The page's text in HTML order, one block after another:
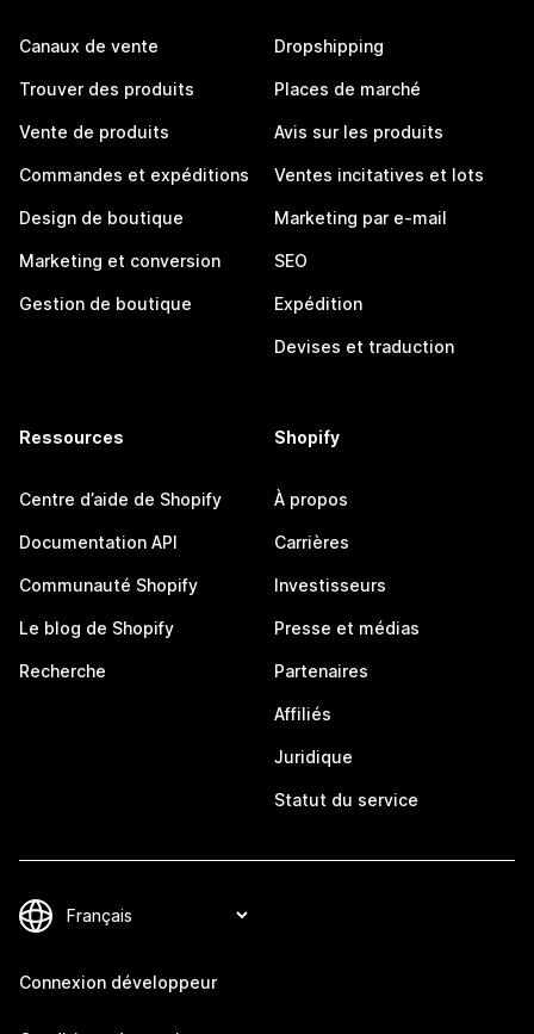
Canaux de vente
Trouver des produits
Vente de produits
Commandes et expéditions
Design de boutique
Marketing et conversion
Gestion de boutique
Dropshipping
Places de marché
Avis sur les produits
Ventes incitatives et lots
Marketing par e-mail
SEO
Expédition
Devises et traduction
Ressources
Centre d’aide de Shopify
Documentation API
Communauté Shopify
Le blog de Shopify
Recherche
Shopify
À propos
Carrières
Investisseurs
Presse et médias
Partenaires
Affiliés
Juridique
Statut du service
Connexion développeur